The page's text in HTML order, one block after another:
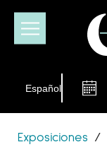
Exposiciones /